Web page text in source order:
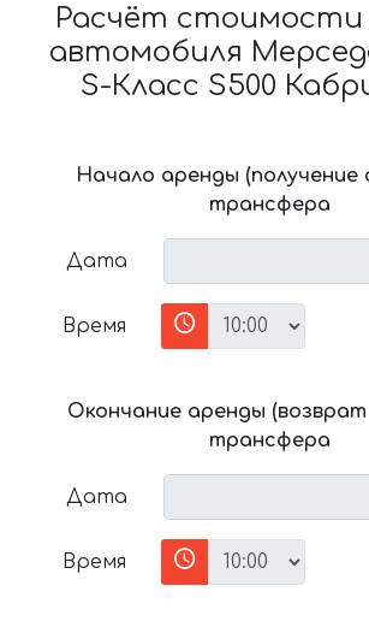
Расчёт стоимости
автомобиля
S-Класс S500
Начало аренды (получение
трансфера
Дата
Время
Окончание аренды
трансфера
Дата
Время